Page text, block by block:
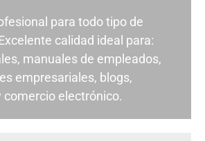
para todo tipo de
calidad ideal para:
manuales de empleados,
empresariales, blogs,
comercio electrónico.